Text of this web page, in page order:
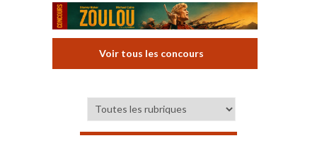
Voir tous les concours